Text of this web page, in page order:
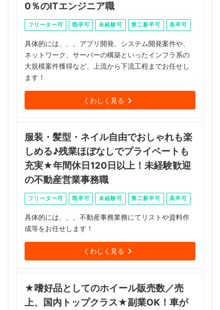
0％のITエンジニア職
フリーター可 既卒可 未経験可 第二新卒可 高卒可
具体的には、、、アプリ開発、システム開発案件や、
ネットワーク、サーバーの構築といったインフラ系の
大規模案件獲得など、上流から下流工程までお任せし
ます！
くわしく見る
服装・髪型・ネイル自由でおしゃれも楽
しめる♪残業ほぼなしでプライベートも
充実★年間休日120日以上！未経験歓迎
の不動産営業事務職
フリーター可 既卒可 未経験可 第二新卒可 高卒可
具体的には、、、不動産事務業務にてリストや資料作
成等をお任せします！
くわしく見る
★嗜好品としてのホイール販売数／売
上、国内トップクラス★副業OK！車が